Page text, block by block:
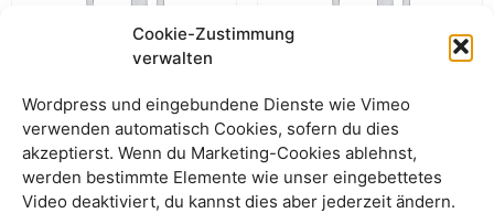
Cookie-Zustimmung
verwalten
Wordpress und eingebundene Dienste wie Vimeo
verwenden automatisch Cookies, sofern du dies
akzeptierst. Wenn du Marketing-Cookies ablehnst,
werden bestimmte Elemente wie unser eingebettetes
Video deaktiviert, du kannst dies aber jederzeit ändern.
Naturjoghurt i. Glas (500
ml)
Schlagobers i. Glas